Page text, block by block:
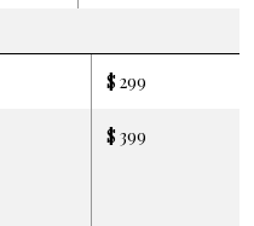
$ 299
$ 399